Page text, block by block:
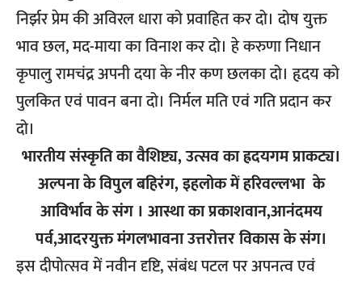
निर्झर प्रेम की अविरल धारा को प्रवाहित कर दो। दोष युक्त
भाव छल, मद-माया का विनाश कर दो। हे करुणा निधान
कृपालु रामचंद्र अपनी दया के नीर कण छलका दो। हृदय को
पुलकित एवं पावन बना दो। निर्मल मति एवं गति प्रदान कर
दो।
भारतीय संस्कृति का वैशिष्ट्य, उत्सव का ह्रदयगम प्राकट्य।
अल्पना के विपुल बहिरंग, इहलोक में हरिवल्लभा के
आविर्भाव के संग । आस्था का प्रकाशवान,आनंदमय
पर्व,आदरयुक्त मंगलभावना उत्तरोत्तर विकास के संग।
इस दीपोत्सव में नवीन दृष्टि, संबंध पटल पर अपनत्व एवं